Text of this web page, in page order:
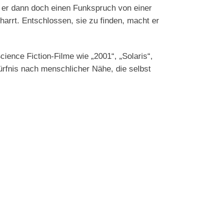
dann doch einen Funkspruch von einer
Entschlossen, sie zu finden, macht er
Fiction-Filme wie „2001“, „Solaris“,
nach menschlicher Nähe, die selbst